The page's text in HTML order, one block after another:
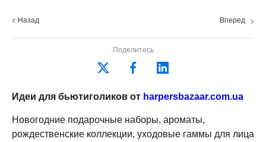
Назад Вперед
Поделитесь
Идеи для бьютиголиков от harpersbazaar.com.ua
Новогодние подарочные наборы, ароматы,
рождественские коллекции, уходовые гаммы для лица